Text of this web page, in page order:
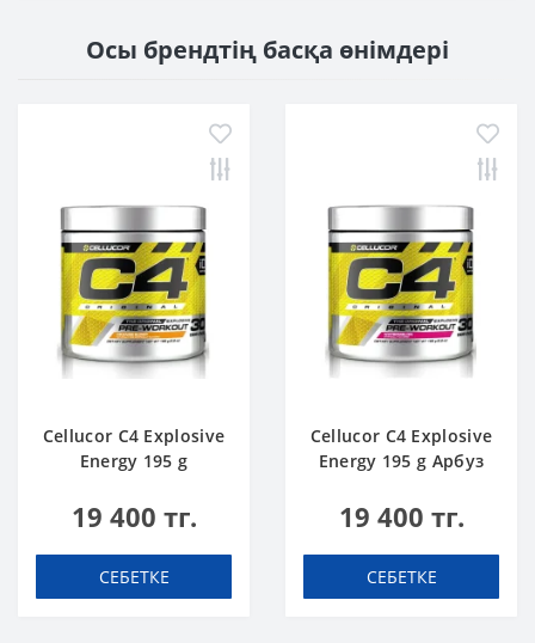
Осы брендтің басқа өнімдері
Cellucor C4 Explosive
Energy 195 g
19 400 тг.
СЕБЕТКЕ
Cellucor C4 Explosive
Energy 195 g Арбуз
19 400 тг.
СЕБЕТКЕ